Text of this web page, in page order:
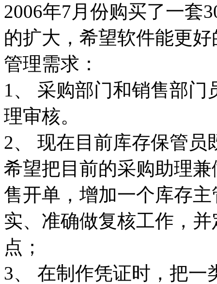
2006年7月份购买了一套
的扩大，希望软件能更
管理需求：
1、 采购部门和销售部
理审核。
2、 现在目前库存保管
希望把目前的采购助理
售开单，增加一个库存
实、准确做复核工作，
点；
3、 在制作凭证时，把